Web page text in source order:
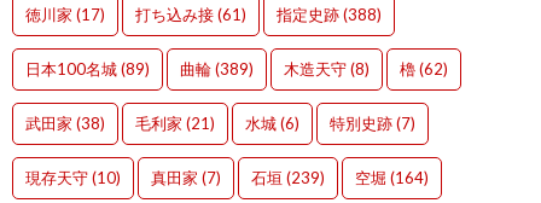
徳川家 (17) 打ち込み接(61) 指定史跡(388)
日本100名城(89) 曲輪(389) 木造天守(8) 櫓(62)
武田家 (38) 毛利家 (21) 水城(6) 特別史跡(7)
現存天守(10) 真田家 (7) 石垣 (239) 空堀 (164)